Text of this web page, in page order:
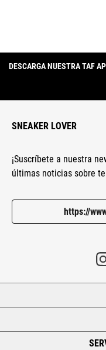
DESCARGA NUESTRA TAF
SNEAKER LOVER
¡Suscríbete a nuestra
últimas noticias sobre
https://